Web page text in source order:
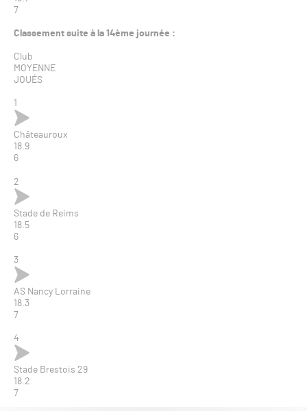
7
Classement suite à la 14ème journée :
Club
MOYENNE
JOUÉS
1
Châteauroux
18.9
6
2
Stade de Reims
18.5
6
3
AS Nancy Lorraine
18.3
7
4
Stade Brestois 29
18.2
7